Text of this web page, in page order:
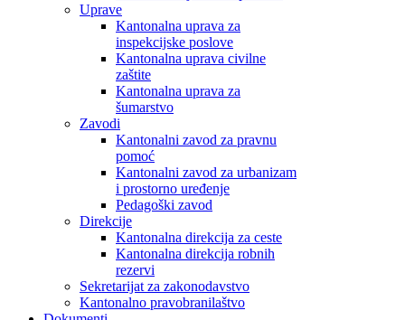
Uprave
Kantonalna uprava za
inspekcijske poslove
Kantonalna uprava civilne
zaštite
Kantonalna uprava za
šumarstvo
Zavodi
Kantonalni zavod za pravnu
pomoć
Kantonalni zavod za urbanizam
i prostorno uređenje
Pedagoški zavod
Direkcije
Kantonalna direkcija za ceste
Kantonalna direkcija robnih
rezervi
Sekretarijat za zakonodavstvo
Kantonalno pravobranilaštvo